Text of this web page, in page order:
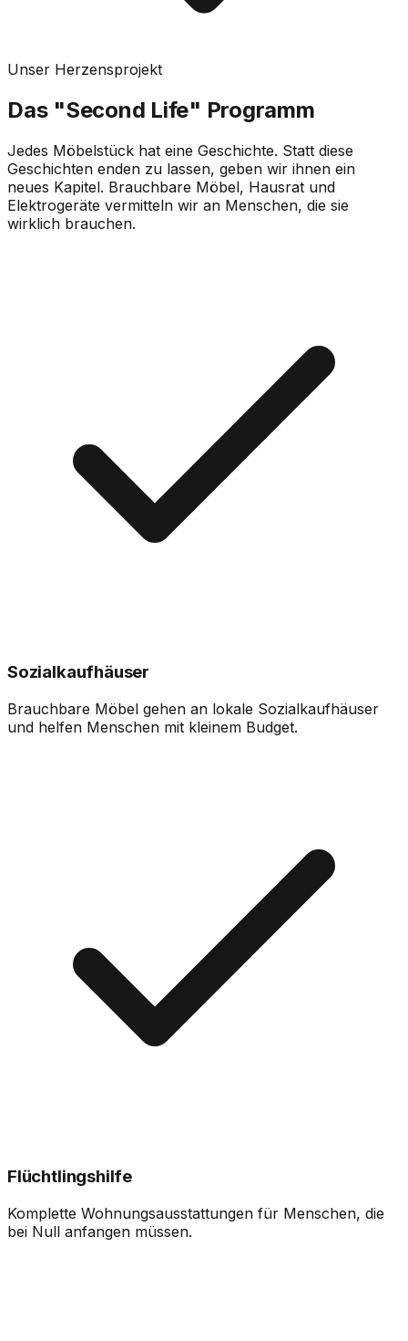
Unser Herzensprojekt
Das "Second Life" Programm
Jedes Möbelstück hat eine Geschichte. Statt diese
Geschichten enden zu lassen, geben wir ihnen ein
neues Kapitel. Brauchbare Möbel, Hausrat und
Elektrogeräte vermitteln wir an Menschen, die sie
wirklich brauchen.
Sozialkaufhäuser
Brauchbare Möbel gehen an lokale Sozialkaufhäuser
und helfen Menschen mit kleinem Budget.
Flüchtlingshilfe
Komplette Wohnungsausstattungen für Menschen, die
bei Null anfangen müssen.